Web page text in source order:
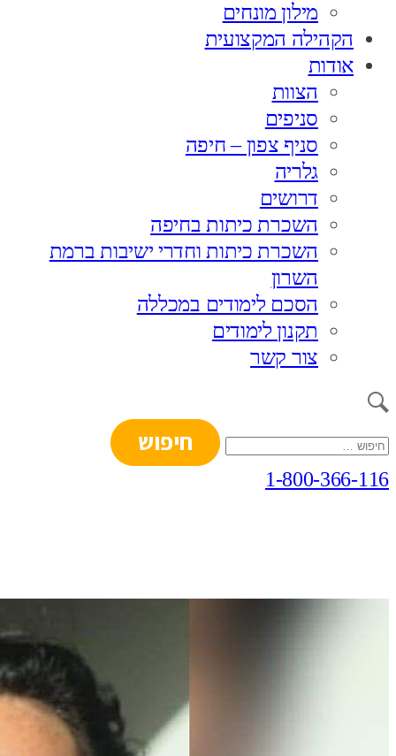
מילון מונחים
הקהילה המקצועית
אודות
הצוות
סניפים
סניף צפון – חיפה
גלריה
דרושים
השכרת כיתות בחיפה
השכרת כיתות וחדרי ישיבות ברמת
השרון
הסכם לימודים במכללה
תקנון לימודים
צור קשר
חיפוש:
1-800-366-116